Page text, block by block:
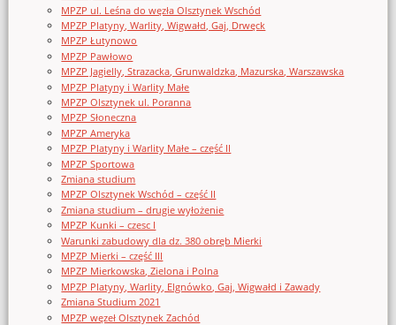
MPZP ul. Leśna do węzła Olsztynek Wschód
MPZP Platyny, Warlity, Wigwałd, Gaj, Drwęck
MPZP Łutynowo
MPZP Pawłowo
MPZP Jagielly, Strazacka, Grunwaldzka, Mazurska, Warszawska
MPZP Platyny i Warlity Małe
MPZP Olsztynek ul. Poranna
MPZP Słoneczna
MPZP Ameryka
MPZP Platyny i Warlity Małe – część II
MPZP Sportowa
Zmiana studium
MPZP Olsztynek Wschód – część II
Zmiana studium – drugie wyłożenie
MPZP Kunki – czesc I
Warunki zabudowy dla dz. 380 obręb Mierki
MPZP Mierki – część III
MPZP Mierkowska, Zielona i Polna
MPZP Platyny, Warlity, Elgnówko, Gaj, Wigwałd i Zawady
Zmiana Studium 2021
MPZP węzeł Olsztynek Zachód